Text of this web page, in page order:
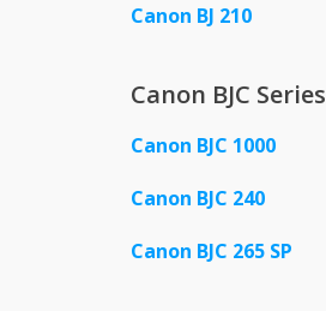
Canon BJ 210
Canon BJC Series
Canon BJC 1000
Canon BJC 240
Canon BJC 265 SP